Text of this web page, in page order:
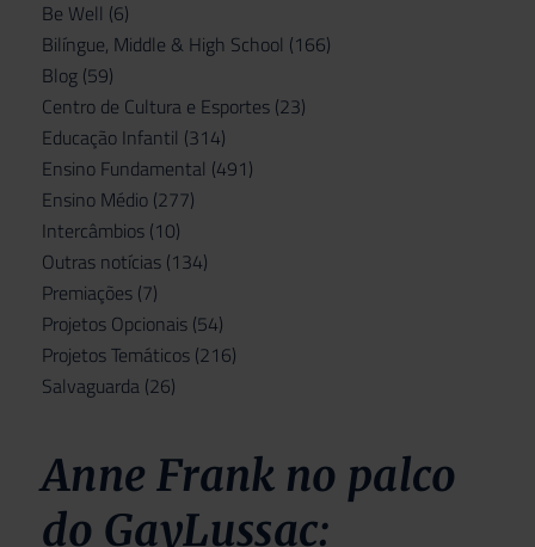
Be Well (6)
Bilíngue, Middle & High School (166)
Blog (59)
Centro de Cultura e Esportes (23)
Educação Infantil (314)
Ensino Fundamental (491)
Ensino Médio (277)
Intercâmbios (10)
Outras notícias (134)
Premiações (7)
Projetos Opcionais (54)
Projetos Temáticos (216)
Salvaguarda (26)
Anne Frank no palco
do GayLussac: